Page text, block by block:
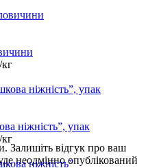
ніжність”, упак
Залишіть відгук про ваш
неодмінно опублікований